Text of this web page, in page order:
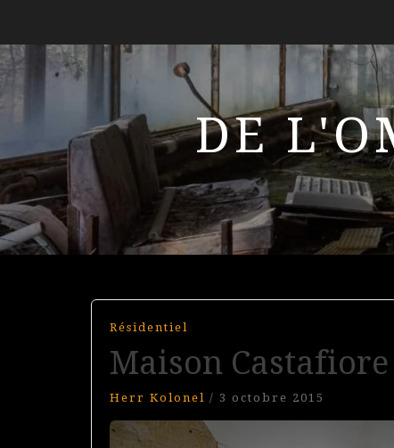
DE
Résidentiel
Maison Castafiore
Herr Kolonel / 3 octobre 2015